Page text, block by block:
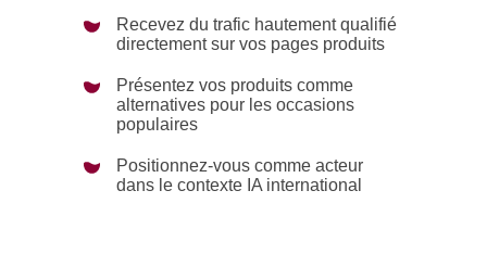
Recevez du trafic hautement qualifié
directement sur vos pages produits
Présentez vos produits comme
alternatives pour les occasions
populaires
Positionnez-vous comme acteur
dans le contexte IA international